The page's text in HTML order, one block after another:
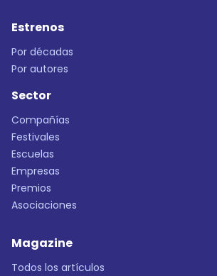
Estrenos
Por décadas
Por autores
Sector
Compañías
Festivales
Escuelas
Empresas
Premios
Asociaciones
Magazine
Todos los artículos